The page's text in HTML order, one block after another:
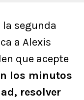
la segunda
a Alexis
que acepte
los minutos
resolver